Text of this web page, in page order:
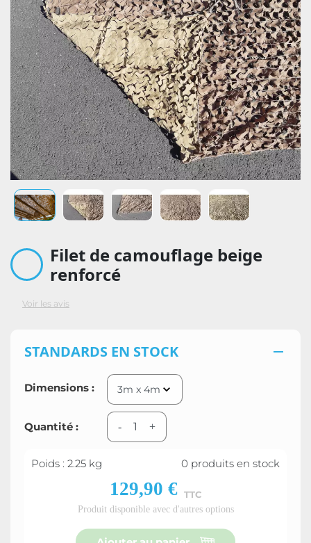
Filet de camouflage beige
renforcé
Voir les avis
STANDARDS EN STOCK 
Dimensions :
Quantité : - +
Poids : 2.25 kg 0 produits en stock
129,90 € TTC
Produit disponible avec d'autres options